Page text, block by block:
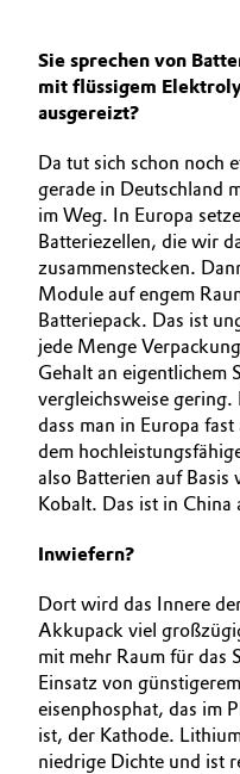
Sie sprechen von
mit flüssigem
ausgereizt?
Da tut sich schon noch
gerade in Deutschland
im Weg. In Europa
Batteriezellen, die wir
zusammenstecken.
Module auf engem
Batterie­pack. Das ist
jede Menge
Gehalt an eigentlichem
vergleichsweise gering.
dass man in Europa
dem
also Batterien auf
Kobalt. Das ist in China
Inwiefern?
Dort wird das Innere
Akkupack viel
mit mehr Raum für das
Einsatz von
eisenphosphat, das im
ist, der Kathode.
niedrige Dichte und ist